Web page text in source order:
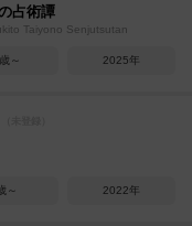
占術譚
Taiyono Senjutsutan
～ 2025年
～ 2022年